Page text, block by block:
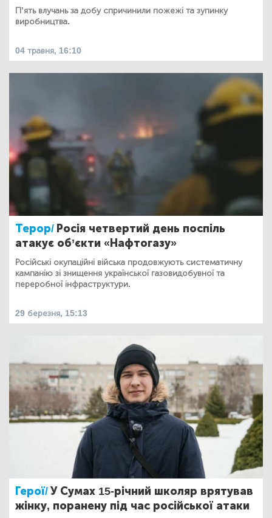
П’ять влучань за добу спричинили пожежі та зупинку
виробництва.
04 травня, 16:10
Терор/ Росія четвертий день поспіль
атакує об’єкти «Нафтогазу»
Російські окупаційні війська продовжують систематичну
кампанію зі знищення української газовидобувної та
переробної інфраструктури.
29 березня, 15:13
Герої/У Сумах 15-річний школяр врятував
жінку, поранену під час російської атаки